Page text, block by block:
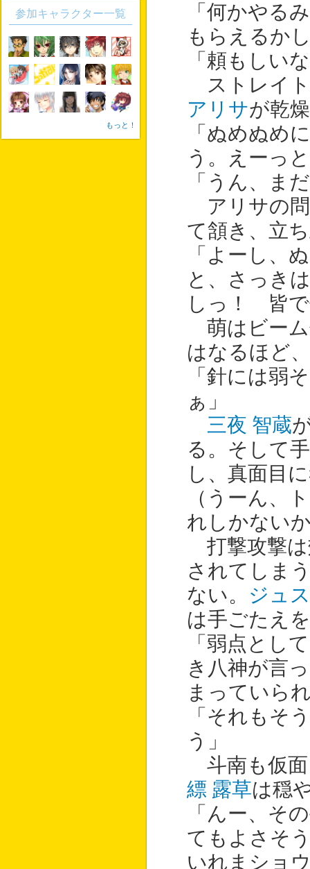
「何かやる
もらえるか
「頼もしい
ストレイト
アリサが乾
「ぬめぬめ
う。えーっ
「うん、ま
アリサの問
て頷き、立
「よーし、
と、さっき
しっ！ 皆で
萌はビーム
はなるほど
「針には弱
ぁ」
三夜 智蔵
る。そして
し、真面目
（うーん、
れしかない
打撃攻撃は
されてしま
ない。 ジュ
は手ごたえ
「弱点とし
き八神が言
まっていら
「それもそ
う」
斗南も仮面
縹 露草は穏
「んー、そ
てもよさそ
いれまショ
参加キャラクター一覧
もっと！